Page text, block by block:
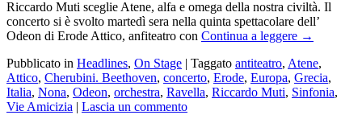
Riccardo Muti sceglie Atene, alfa e omega della nostra civiltà. Il
concerto si è svolto martedì sera nella quinta spettacolare dell’
Odeon di Erode Attico, anfiteatro con Continua a leggere →
Pubblicato in Headlines, On Stage | Taggato antiteatro, Atene,
Attico, Cherubini. Beethoven, concerto, Erode, Europa, Grecia,
Italia, Nona, Odeon, orchestra, Ravella, Riccardo Muti, Sinfonia,
Vie Amicizia | Lascia un commento